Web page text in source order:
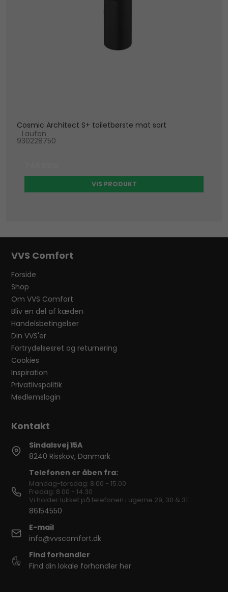
Cosmic Architect S+ toiletbørste mat sort
Laufen
930228750
VIS PRODUKT
VVS Comfort
Forside
Shop
Om VVS Comfort
Bliv en del af kæden
Handelsbetingelser
Din VVS'er
Fortrydelsesret og returnering
Cookies
Inspiration
Privatlivspolitik
Medlemslogin
Sindalsvej 15A
8240 Risskov, Danmark
Telefonen er åben fra:
Mandag-torsdag: 8.00 - 15.00
Fredag: 8.00 - 14.30
Vi holder lukket på telefonen i ugerne 29, 30 & 31
86154550
E-mail
info@vvscomfort.dk
Find forhandler
Find din lokale forhandler her